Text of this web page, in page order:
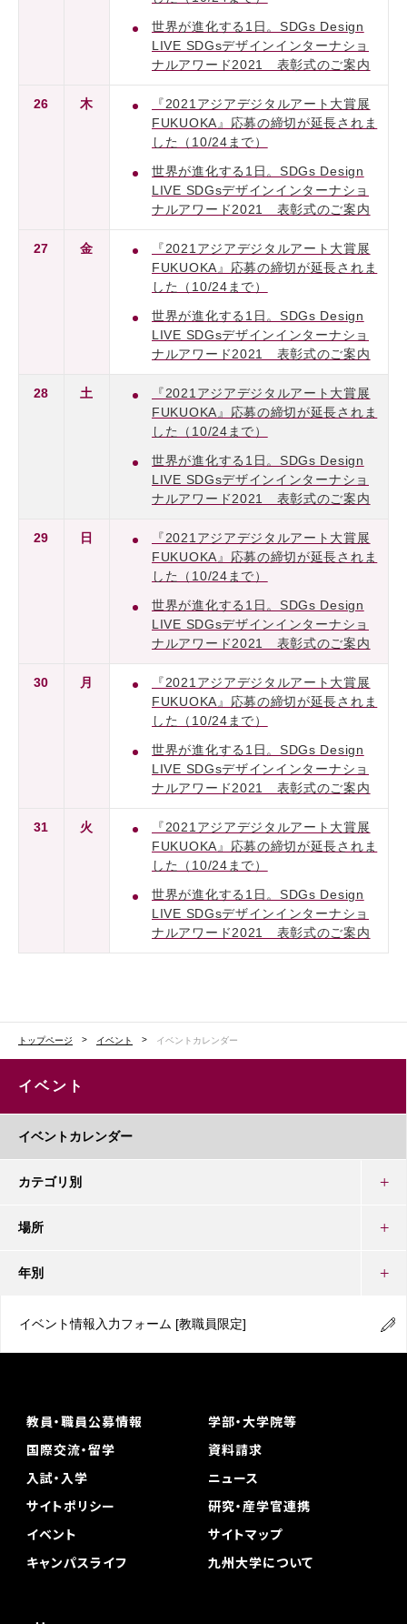
世界が進化する1日。SDGs Design
LIVE SDGsデザインインターナショ
ナルアワード2021 表彰式のご案内
26 木
『2021アジアデジタルアート大賞展
FUKUOKA』応募の締切が延長されま
した（10/24まで）
世界が進化する1日。SDGs Design
LIVE SDGsデザインインターナショ
ナルアワード2021 表彰式のご案内
27 金
『2021アジアデジタルアート大賞展
FUKUOKA』応募の締切が延長されま
した（10/24まで）
世界が進化する1日。SDGs Design
LIVE SDGsデザインインターナショ
ナルアワード2021 表彰式のご案内
28 土
『2021アジアデジタルアート大賞展
FUKUOKA』応募の締切が延長されま
した（10/24まで）
世界が進化する1日。SDGs Design
LIVE SDGsデザインインターナショ
ナルアワード2021 表彰式のご案内
29 日
『2021アジアデジタルアート大賞展
FUKUOKA』応募の締切が延長されま
した（10/24まで）
世界が進化する1日。SDGs Design
LIVE SDGsデザインインターナショ
ナルアワード2021 表彰式のご案内
30 月
『2021アジアデジタルアート大賞展
FUKUOKA』応募の締切が延長されま
した（10/24まで）
世界が進化する1日。SDGs Design
LIVE SDGsデザインインターナショ
ナルアワード2021 表彰式のご案内
31 火
『2021アジアデジタルアート大賞展
FUKUOKA』応募の締切が延長されま
した（10/24まで）
世界が進化する1日。SDGs Design
LIVE SDGsデザインインターナショ
ナルアワード2021 表彰式のご案内
トップページ イベント イベントカレンダー
イベント
イベントカレンダー
カテゴリ別
場所
年別
イベント情報入力フォーム [教職員限定]
教員・職員公募情報
学部・大学院等
国際交流・留学
資料請求
入試・入学
ニュース
サイトポリシー
研究・産学官連携
イベント
サイトマップ
キャンパスライフ
九州大学について